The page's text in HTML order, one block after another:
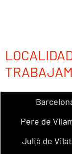
Pere de
Julià de